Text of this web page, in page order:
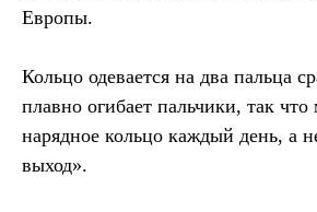
Европы.
Кольцо одевается на два пальца
плавно огибает пальчики, так
нарядное кольцо каждый день, а
выход».